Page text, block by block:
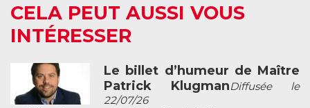
CELA PEUT AUSSI VOUS
INTÉRESSER
Le billet d’humeur de Maître
Patrick KlugmanDiffusée le
22/07/26